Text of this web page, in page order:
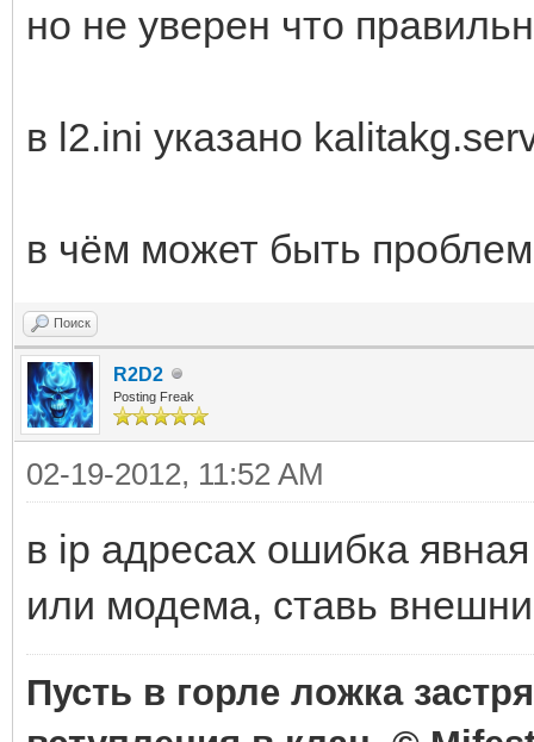
но не уверен что
в l2.ini указано
в чём может быть
Поиск
R2D2
Posting Freak
02-19-2012, 11:52 AM
в ip адресах ошибка
или модема, ставь
Пусть в горле ложка